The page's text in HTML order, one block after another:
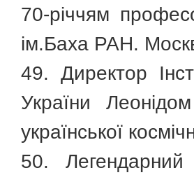
70-річчям
ім.Баха РАН.
49. Директор
України
української
50. Легендарний